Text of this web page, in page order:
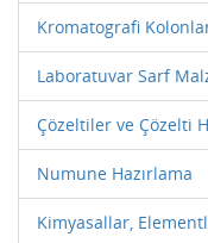
Kromatografi
Laboratuvar Sarf
Çözeltiler ve Çözelti
Numune Hazırlama
Kimyasallar,